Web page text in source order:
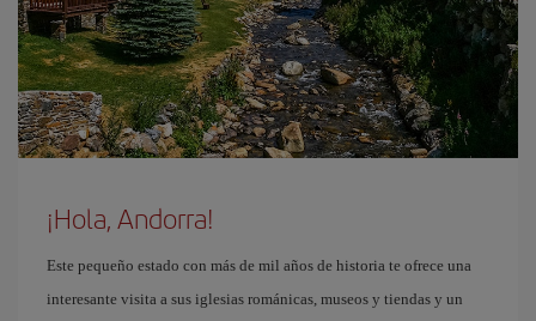
¡Hola, Andorra!
Este pequeño estado con más de mil años de historia te ofrece una
interesante visita a sus iglesias románicas, museos y tiendas y un